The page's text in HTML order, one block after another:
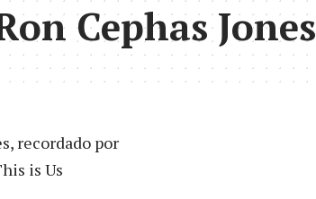
Cephas Jones